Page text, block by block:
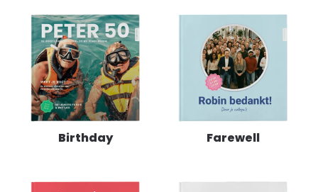
Birthday Farewell